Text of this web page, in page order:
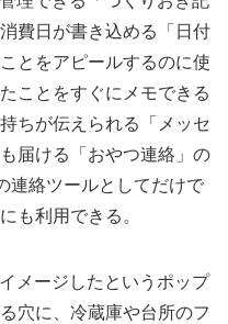
費日が書き込める「日付
とをアピールするのに使
ことをすぐにメモできる
ちが伝えられる「メッセ
届ける「おやつ連絡」の
連絡ツールとしてだけで
も利用できる。
メージしたというポップ
穴に、冷蔵庫や台所のフ